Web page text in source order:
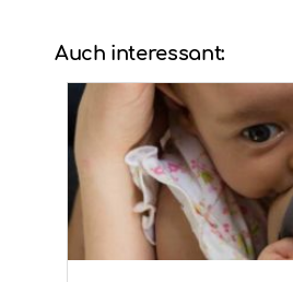
Auch interessant: